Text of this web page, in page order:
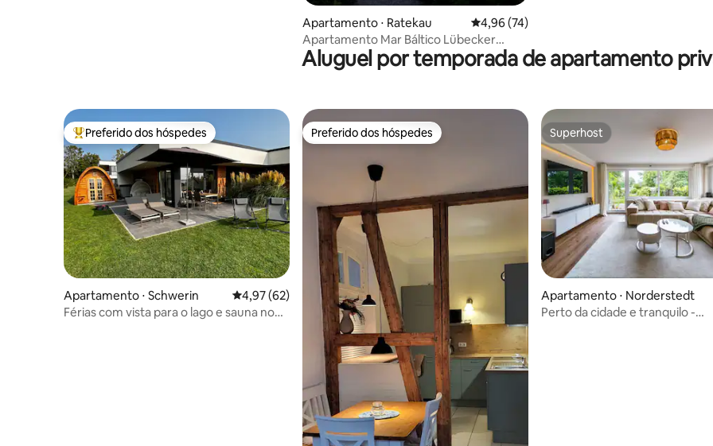
Apartamento ⋅ Ratekau 4,96 de uma avaliação média de 5, 74
4,96 (74)
Apartamento Mar Báltico Lübecker
Bucht
Aluguel por temporada de apartamento
Entre os melhores preferidos dos hóspedes
Preferido dos hóspedes
Apartamento ⋅ Schwerin 4,97 de uma avaliação média de 5, 62 avaliações
4,97 (62)
Férias com vista para o lago e sauna no
Preferido dos hóspedes
Preferido dos hóspedes Superhost
Superhost
Apartamento ⋅ Norderstedt
Perto da cidade e tranquilo -